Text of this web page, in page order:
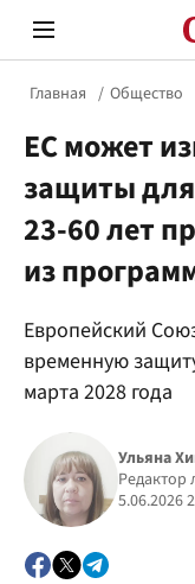
Стоп Политической
Политика
Главная Общество
ЕС может
защиты
23-60 лет
из
Европейский
временную
марта 2028 года
Ульяна
Редактор
5.06.2026